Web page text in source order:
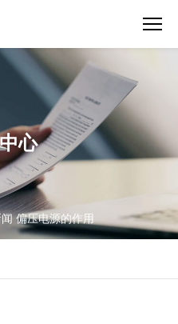
心
偏压电源的作用